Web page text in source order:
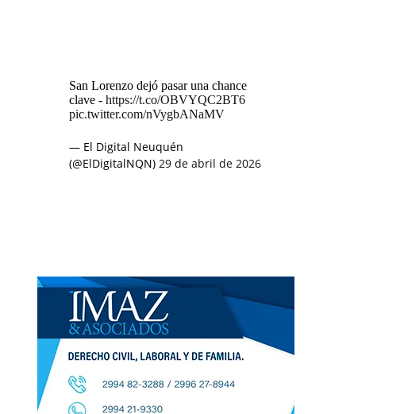
San Lorenzo dejó pasar una chance
clave - https://t.co/OBVYQC2BT6
pic.twitter.com/nVygbANaMV
— El Digital Neuquén
(@ElDigitalNQN) 29 de abril de 2026